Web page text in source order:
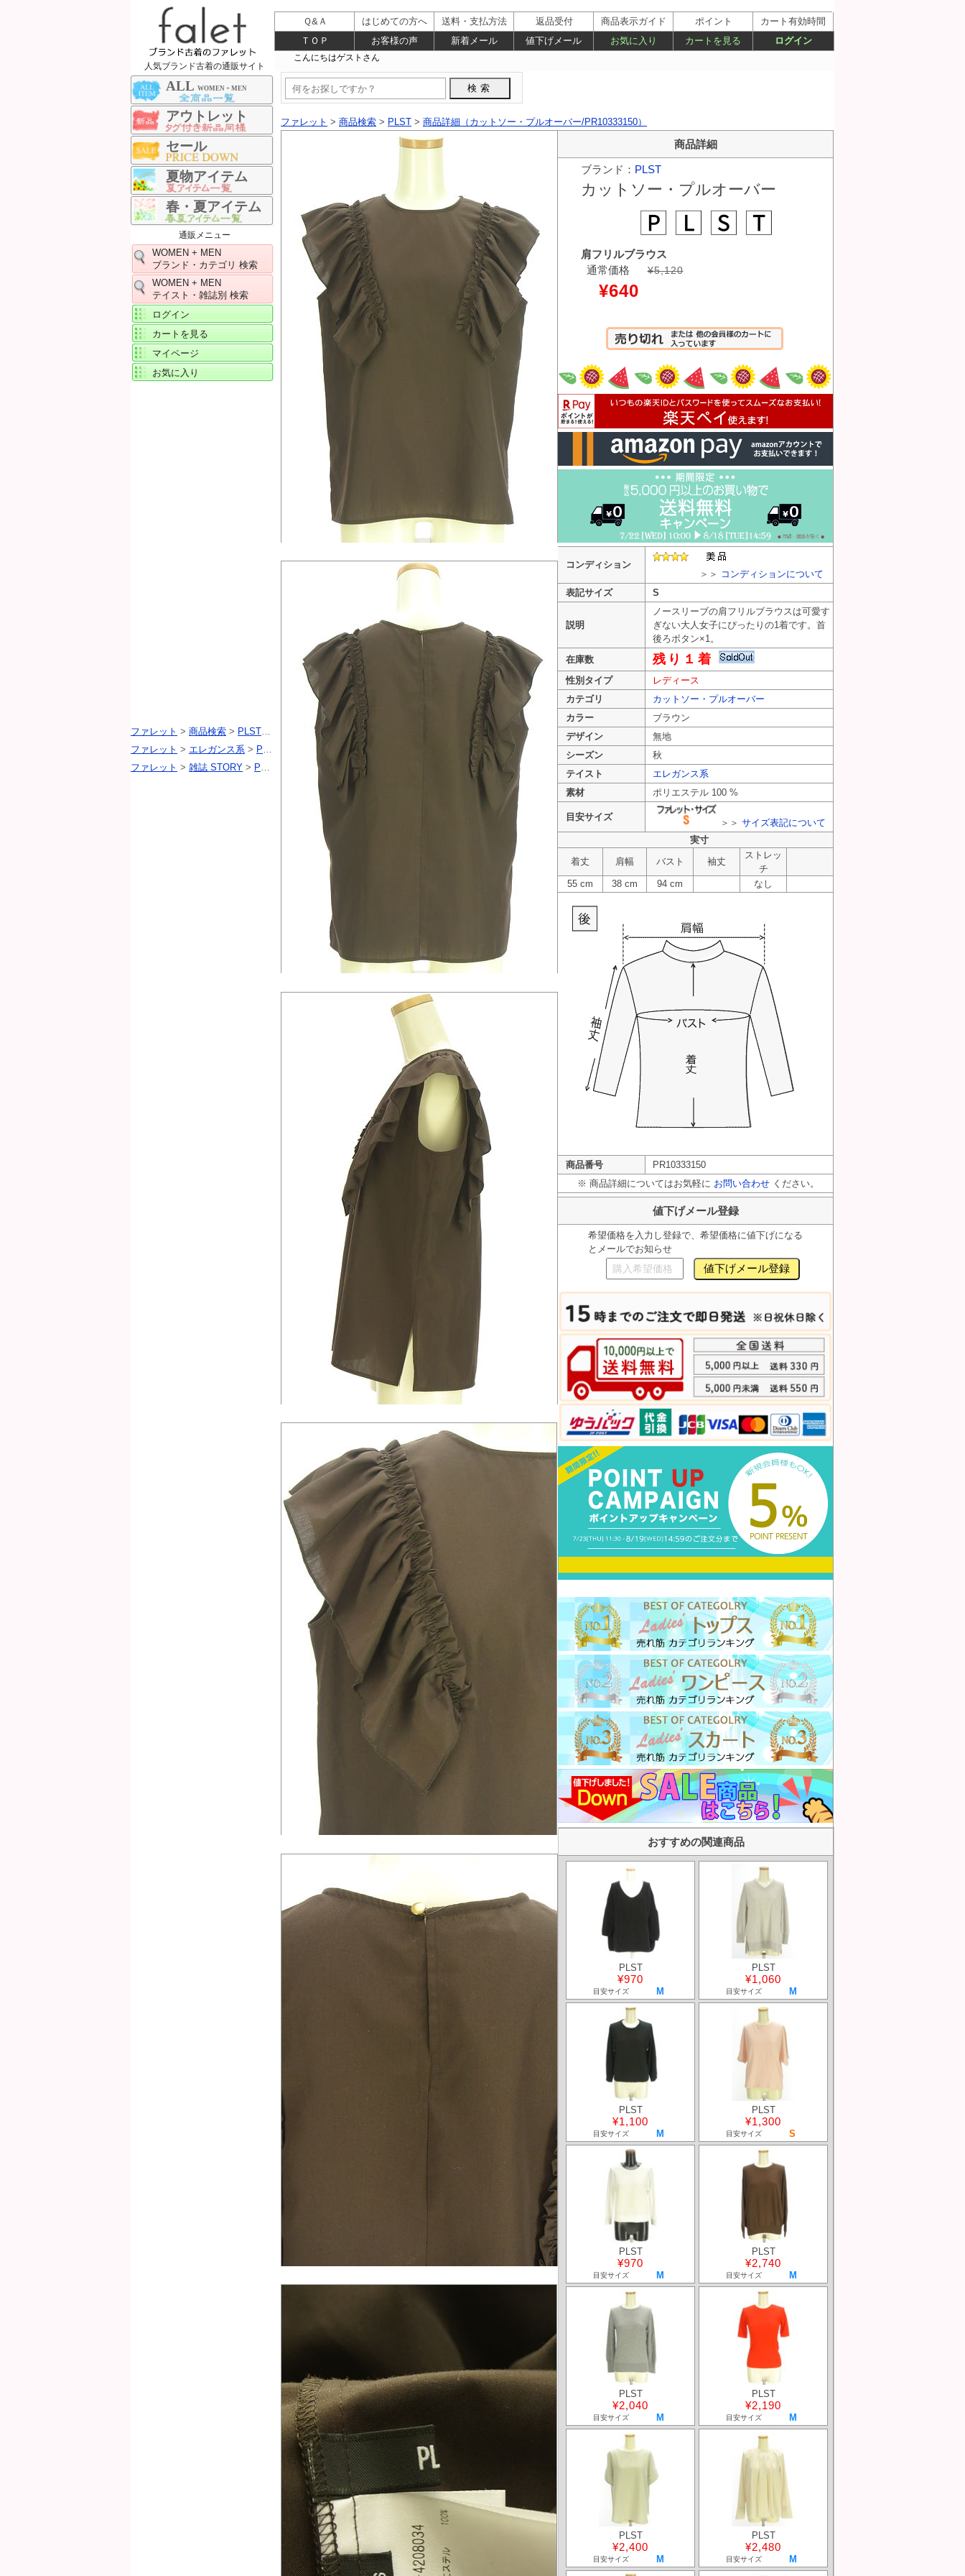
人気ブランド古着の通販サイト
ALL WOMEN + MEN
アウトレット
セール
夏物アイテム
春・夏アイテム
通販メニュー
WOMEN + MEN
ブランド・カテゴリ 検索
WOMEN + MEN
テイスト・雑誌別 検索
ログイン
カートを見る
マイページ
お気に入り
ファレット > 商品検索 > PLST > 商品詳細（カットソー・プルオーバー/PR10333150）
商品詳細
ブランド： PLST
カットソー・プルオーバー
肩フリルブラウス
通常価格
¥5,120
¥640
カートへ入れる
コンディション
＞＞ コンディションについて
表記サイズ
S
説明
ノースリーブの肩フリルブラウスは可愛す
ぎない大人女子にぴったりの1着です。首
後ろボタン×1。
在庫数
残り１着
性別タイプ
レディース
カテゴリ
カットソー・プルオーバー
カラー
ブラウン
デザイン
無地
シーズン
秋
テイスト
エレガンス系
素材
ポリエステル 100 %
目安サイズ
＞＞ サイズ表記について
実寸
着丈
肩幅 バスト 袖丈
ストレッ
チ
55 cm
38 cm 94 cm なし
商品番号
PR10333150
※ 商品詳細についてはお気軽に お問い合わせ ください。
値下げメール登録
希望価格を入力し登録で、希望価格に値下げになる
とメールでお知らせ
おすすめの関連商品
PLST
¥970
目安サイズ M
PLST
¥1,060
目安サイズ M
PLST
¥1,100
目安サイズ M
PLST
¥1,300
目安サイズ S
PLST
¥970
目安サイズ M
PLST
¥2,740
目安サイズ M
PLST
¥2,040
目安サイズ M
PLST
¥2,190
目安サイズ M
PLST
¥2,400
目安サイズ M
PLST
¥2,480
目安サイズ M
ファレット > 商品検索 > PLST（プラステ） >
PLST（プラステ） PR10333150
ファレット > エレガンス系 > PLST（プラステ） > PLST（プラステ） PR10333150
ファレット > 雑誌 STORY > PLST（プラステ） PLST（プラステ） PR10333150
Ｑ&Ａ はじめての方へ 送料・支払方法 返品受付 商品表示ガイド ポイント
カート有効時間
ＴＯＰ
お客様の声 新着メール 値下げメール お気に入り カートを見る ログイン